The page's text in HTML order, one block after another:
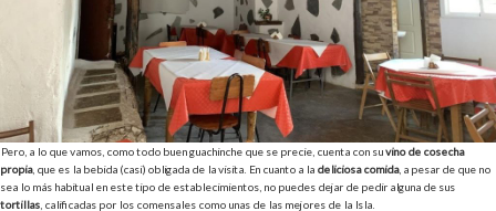
Pero, a lo que vamos, como todo buen guachinche que se precie, cuenta con suvino de cosecha
propia, que es la bebida (casi) obligada de la visita. En cuanto a la deliciosa comida, a pesar de que no
sea lo más habitual en este tipo de establecimientos, no puedes dejar de pedir alguna de sus
tortillas , calificadas por los comensales como unas de las mejores de la Isla.